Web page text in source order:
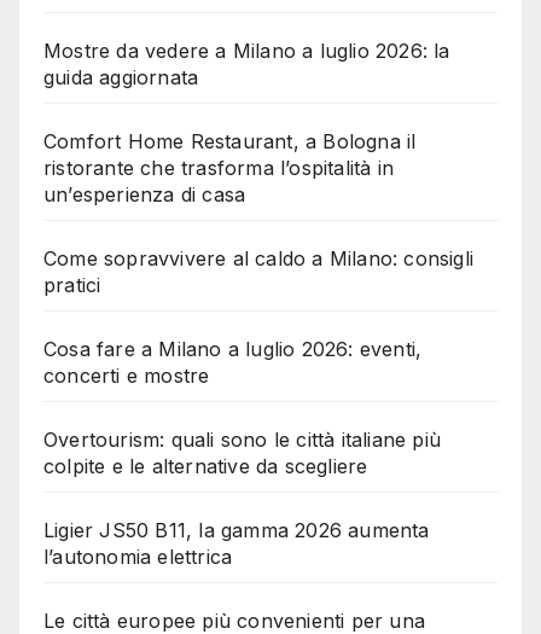
Mostre da vedere a Milano a luglio 2026: la
guida aggiornata
Comfort Home Restaurant, a Bologna il
ristorante che trasforma l’ospitalità in
un’esperienza di casa
Come sopravvivere al caldo a Milano: consigli
pratici
Cosa fare a Milano a luglio 2026: eventi,
concerti e mostre
Overtourism: quali sono le città italiane più
colpite e le alternative da scegliere
Ligier JS50 B11, la gamma 2026 aumenta
l’autonomia elettrica
Le città europee più convenienti per una